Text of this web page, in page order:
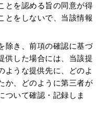
とを認める旨の同意が得
とをしないで、当該情報
除き、前項の確認に基づ
供した場合には、当該提
ような提供先に、どのよ
か、どのように第三者が
ついて確認・記録しま